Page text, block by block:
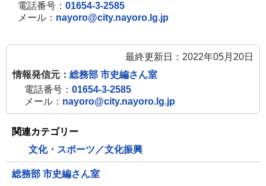
電話番号： 01654-3-2585
メール： nayoro@city.nayoro.lg.jp
最終更新日：2022年05月20日
情報発信元： 総務部 市史編さん室
電話番号： 01654-3-2585
メール： nayoro@city.nayoro.lg.jp
関連カテゴリー
文化・スポーツ／文化振興
総務部 市史編さん室